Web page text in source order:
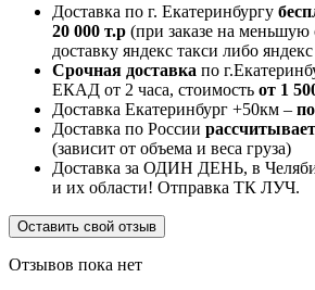
Доставка по г. Екатеринбургу
20 000 т.р (при заказе на меньшую
доставку яндекс такси либо
Срочная доставка по
ЕКАД от 2 часа, стоимость от 1
Доставка Екатеринбург +50км –
Доставка по России
(зависит от объема и веса груза)
Доставка за ОДИН ДЕНЬ, в
и их области! Отправка ТК ЛУЧ.
Оставить свой отзыв
Отзывов пока нет